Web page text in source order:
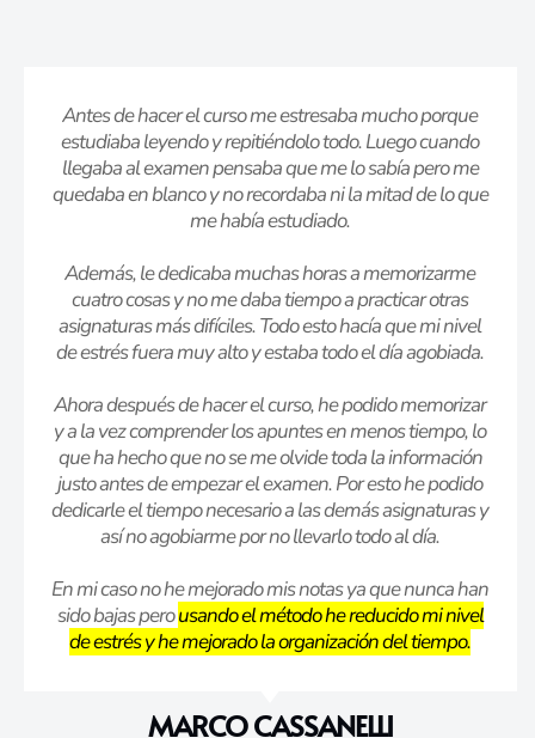
Antes de hacer el curso me estresaba mucho porque
estudiaba leyendo y repitiéndolo todo. Luego cuando
llegaba al examen pensaba que me lo sabía pero me
quedaba en blanco y no recordaba ni la mitad de lo que
me había estudiado.
Además, le dedicaba muchas horas a memorizarme
cuatro cosas y no me daba tiempo a practicar otras
asignaturas más difíciles. Todo esto hacía que mi nivel
de estrés fuera muy alto y estaba todo el día agobiada.
Ahora después de hacer el curso, he podido memorizar
y a la vez comprender los apuntes en menos tiempo, lo
que ha hecho que no se me olvide toda la información
justo antes de empezar el examen. Por esto he podido
dedicarle el tiempo necesario a las demás asignaturas y
así no agobiarme por no llevarlo todo al día.
En mi caso no he mejorado mis notas ya que nunca han
sido bajas perousando el método he reducido mi nivel
de estrés y he mejorado la organización del tiempo.
MARCO CASSANELLI